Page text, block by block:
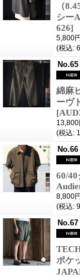
（
シー
626]
5,800円
(税込:
No.65
綿麻
ーヴ
13,800
(税込:
No.66
60/
8,800円
(税込:
No.67
ポケ